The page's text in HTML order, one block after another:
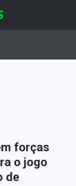
forças
o jogo
de